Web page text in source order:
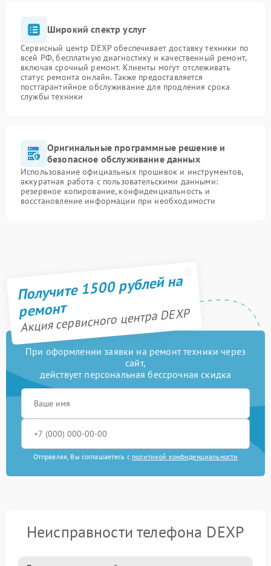
Широкий спектр услуг
Сервисный центр DEXP обеспечивает доставку техники по
всей РФ, бесплатную диагностику и качественный ремонт,
включая срочный ремонт. Клиенты могут отслеживать
статус ремонта онлайн. Также предоставляется
постгарантийное обслуживание для продления срока
службы техники
Оригинальные программные решение и
безопасное обслуживание данных
Использование официальных прошивок и инструментов,
аккуратная работа с пользовательскими данными:
резервное копирование, конфиденциальность и
восстановление информации при необходимости
Получите 1500 рублей на
ремонт
Акция сервисного центра DEXP
При оформлении заявки на ремонт техники через
сайт,
действует персональная бессрочная скидка
Отправляя, Вы соглашаетесь с политикой конфиденциальности
Неисправности телефона DEXP